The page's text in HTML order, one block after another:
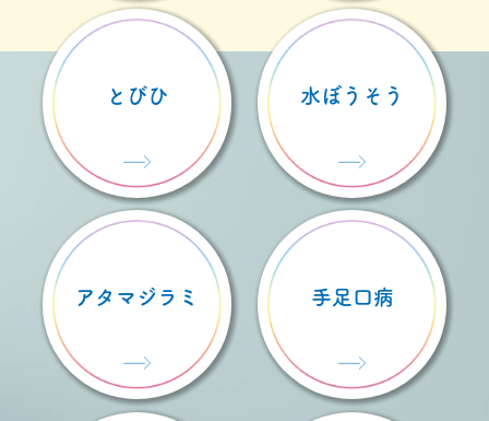
とびひ 水ぼうそう
アタマジラミ 手足口病